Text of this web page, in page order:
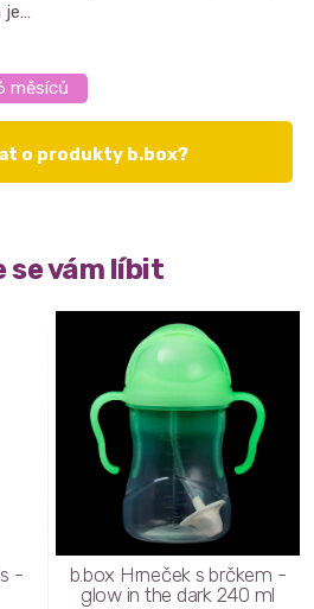
je…
měsíců
o produkty b.box?
se vám líbit
-
b.box Hrneček s brčkem -
glow in the dark 240 ml